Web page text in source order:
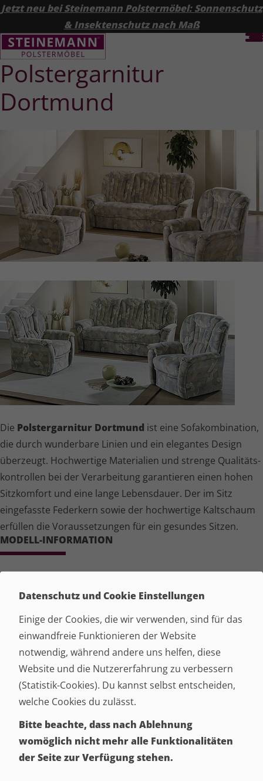
Jetzt neu bei Steinemann Polstermöbel: Sonnenschutz
& Insektenschutz nach Maß
Polster­garnitur
Dortmund
Die Polster­garnitur Dortmund ist eine Sofa­kom­bi­na­tion,
die durch wunderbare Linien und ein elegantes Design
überzeugt. Hochwertige Materialien und strenge Quali­täts­
kon­trollen bei der Verarbeitung garantieren einen hohen
Sitzkomfort und eine lange Lebensdauer. Der im Sitz
eingefasste Federkern sowie der hochwertige Kaltschaum
erfüllen die Voraus­set­zungen für ein gesundes Sitzen.
MODELL-INFORMATION
Elemente + Varianten
Funktionen + Besonderheiten
Bezug + Zubehör
SERVICE / LEISTUNGEN
MASS­AN­FER­TI­GUNG MÖGLICH
10.000 STOFFE, LEDER, KUNST­LE­DER
Datenschutz und Cookie Einstellungen
Einige der Cookies, die wir verwenden, sind für das
einwandfreie Funktionieren der Website
notwendig, während andere uns helfen, diese
Website und die Nutzererfahrung zu verbessern
(Statistik-Cookies). Du kannst selbst entscheiden,
welche Cookies du zulässt.
Bitte beachte, dass nach Ablehnung
womöglich nicht mehr alle Funktionalitäten
der Seite zur Verfügung stehen.